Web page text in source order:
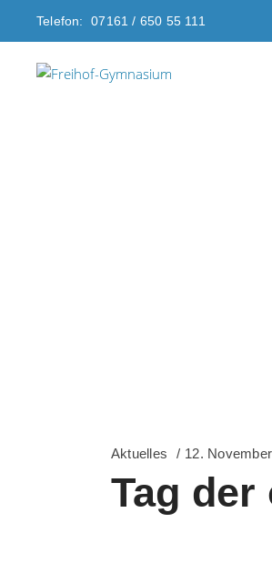
Telefon: 07161 / 650 55 111
Aktuelles 12.
Tag der